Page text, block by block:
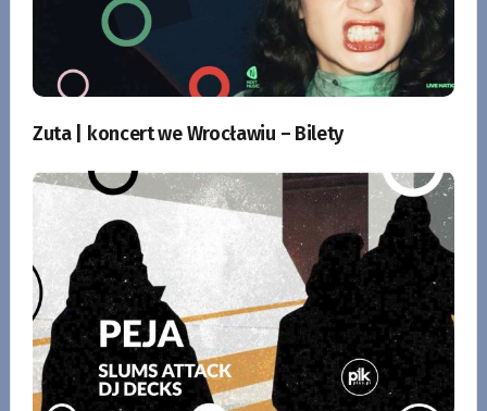
Zuta | koncert we Wrocławiu – Bilety